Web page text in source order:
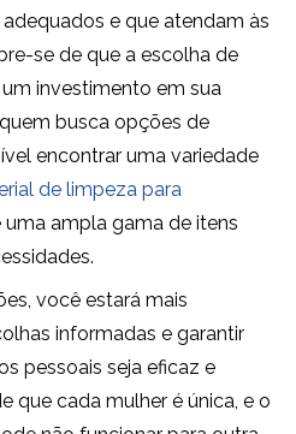
e que atendam às
se de que a escolha de
investimento em sua
busca opções de
encontrar uma variedade
de limpeza para
uma ampla gama de itens
você estará mais
informadas e garantir
pessoais seja eficaz e
que cada mulher é única, e o